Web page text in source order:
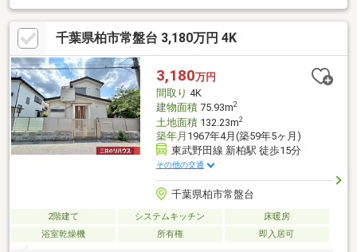
す。《道路・方位等》・西・北の角地です。採光・通風に優れ、
開放感ある立地条件です。《室内の特徴》・LDKは約17.5畳あり
ます。・システムキッチンは、リビングを見渡せるカウンター
式。お子様の様子を見ながら、ご家族との会話を楽しみながら、
お料理をすることができます。また、完成したお料理を運ぶ手間
を少しだけ軽減してくれます。土地の一部が都市計画道路（3・
4・19号線）の区域内です（計画決定）
千葉県柏市常盤台 3,180万円 4K
3,180万円
間取り 4K
建物面積75.93m2
土地面積132.23m2
築年月 1967年4月(築59年5ヶ月)
東武野田線 新柏駅 徒歩15分
その他の交通
千葉県柏市常盤台
2階建て システムキッチン
床暖房
浴室乾燥機
所有権 即入居可